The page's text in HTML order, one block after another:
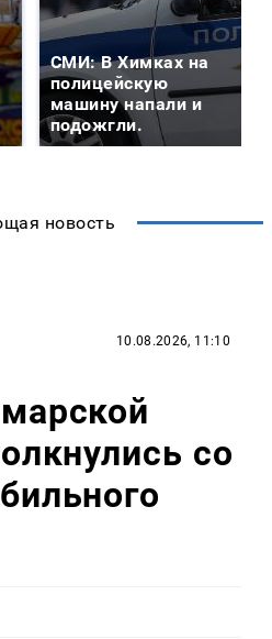
СМИ: В Химках на
полицейскую
машину напали и
подожгли.
новость
10.08.2026, 11:10
со